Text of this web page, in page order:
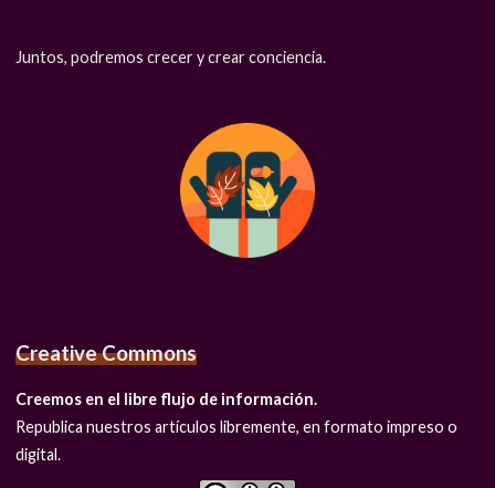
Juntos, podremos crecer y crear conciencia.
Creative Commons
Creemos en el libre flujo de información.
Republica nuestros artículos libremente, en formato impreso o
digital.